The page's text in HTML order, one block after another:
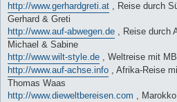
http://www.gerhardgreti.at , Reise durch
Gerhard & Greti
http://www.auf-abwegen.de , Reise durch
Michael & Sabine
http://www.wilt-style.de , Weltreise mit
http://www.auf-achse.info , Afrika-Reise
Thomas Waas
http://www.dieweltbereisen.com ,